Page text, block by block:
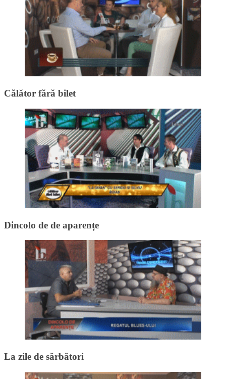
Călător fără bilet
Dincolo de de aparențe
La zile de sărbători